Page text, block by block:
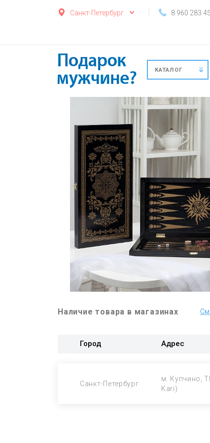
Санкт-Петербург 8 960 283
КАТАЛОГ
Наличие товара в магазинах
Город Адрес
Санкт-Петербург
м. Купчино,
Kari)